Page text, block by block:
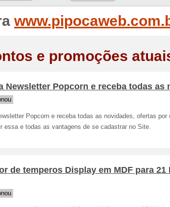
e promoções
Newsletter Popcorn e receba todas as
Popcorn e receba todas as novidades, ofertas por
essa e todas as vantagens de se cadastrar no Site.
de temperos Display em MDF para 21